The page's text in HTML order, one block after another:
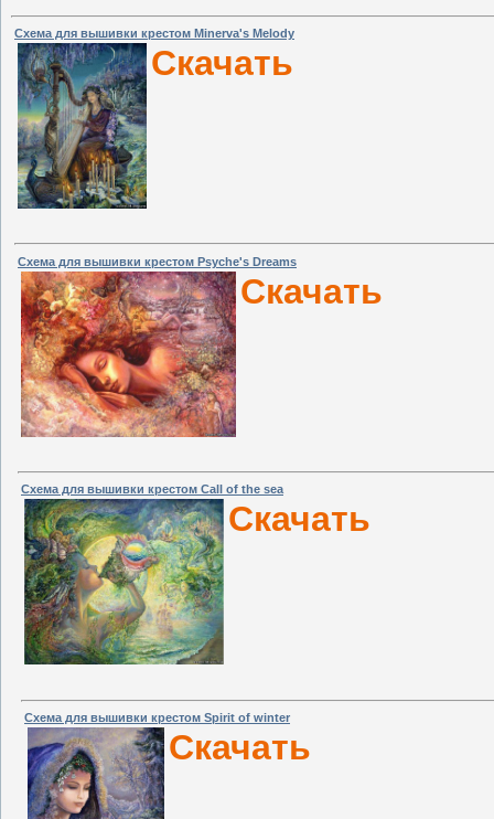
Схема для вышивки крестом Minerva's Melody
Скачать
Схема для вышивки крестом Psyche's Dreams
Скачать
Схема для вышивки крестом Call of the sea
Скачать
Схема для вышивки крестом Spirit of winter
Скачать